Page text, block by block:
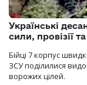
Українські
сили, провізії
Бійці 7 корпус
ЗСУ поділилися
ворожих цілей.